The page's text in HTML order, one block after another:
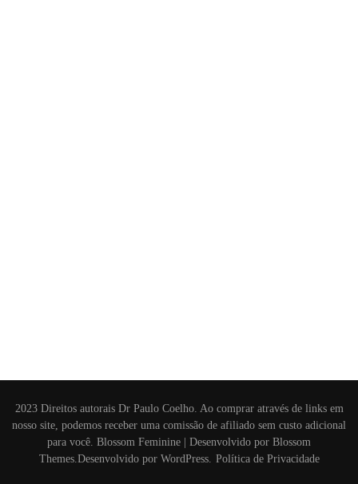
2023 Direitos autorais Dr Paulo Coelho. Ao comprar através de links em
nosso site, podemos receber uma comissão de afiliado sem custo adicional
para você. Blossom Feminine | Desenvolvido por Blossom
Themes.Desenvolvido por WordPress. Política de Privacidade